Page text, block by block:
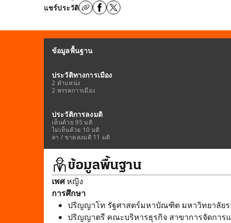
แชร์ประวัติ
ข้อมูลพื้นฐาน
ประวัติทางการเมือง
2 ตำแหน่ง
2 พรรคการเมือง
ประวัติการลงมติ
เห็นด้วย 95 มติ
ไม่เห็นด้วย 10 มติ
ลา / ขาดลงมติ 11 มติ
ข้อมูลพื้นฐาน
เพศหญิง
การศึกษา
ปริญญาโท รัฐศาสตร์มหาบัณฑิต มหาวิทยาลัย
ปริญญาตรี คณะบริหารธุรกิจ สาขาการจัดการ